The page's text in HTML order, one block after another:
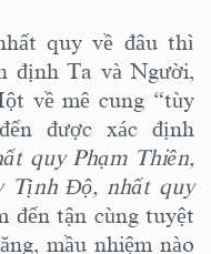
quy về đâu thì
định Ta và Người,
về mê cung “tùy
được xác định
quy Phạm Thiên,
Tịnh Độ, nhất quy
đến tận cùng tuyệt
mầu nhiệm nào